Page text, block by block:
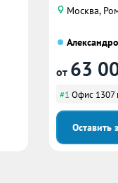
Москва,
от 63
#1 Офис 1307
Оставить